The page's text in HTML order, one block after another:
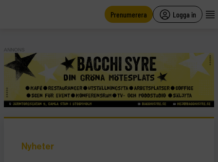
Prenumerera Logga in
ANNONS
Nyheter